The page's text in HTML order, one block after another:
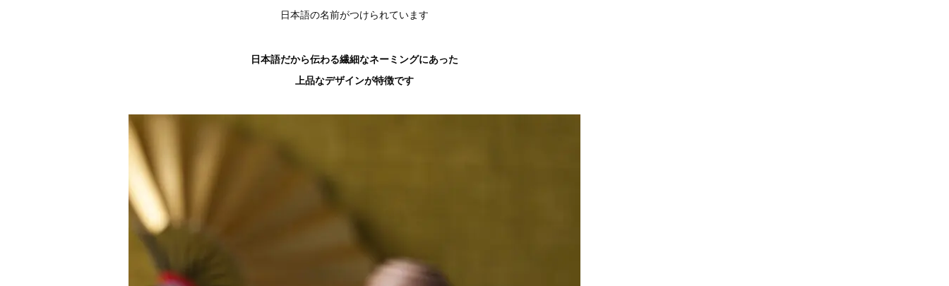
日本語の名前がつけられています
日本語だから伝わる繊細なネーミングにあった
上品なデザインが特徴です